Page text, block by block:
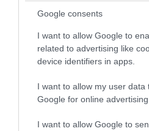
Google consents
I want to allow Google to
related to advertising like
device identifiers in apps.
I want to allow my user data
Google for online
I want to allow Google to
Κωνσταντίνο Ζούλα από